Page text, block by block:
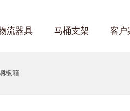
葫芦娃短视频APP安装
流器具 马桶支架 客户
板箱